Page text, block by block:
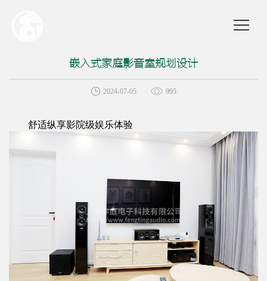
嵌入式家庭影音室规划设计
2024-07-05 995
舒适纵享影院级娱乐体验